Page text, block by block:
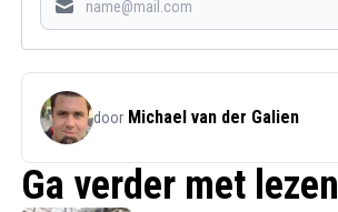
door Michael van der Galien
Ga verder met lezen